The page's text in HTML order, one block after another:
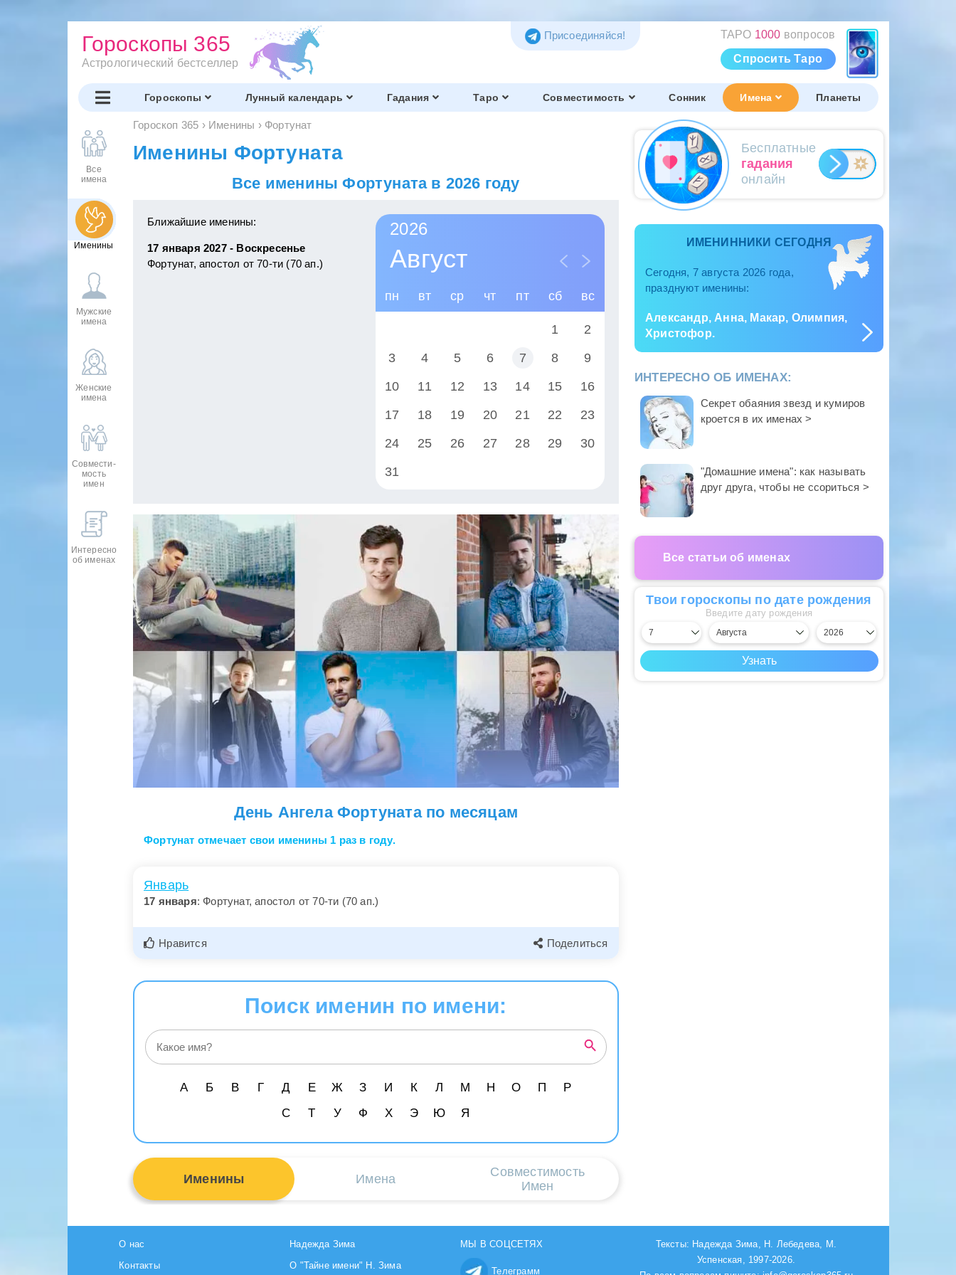
Гороскопы 365
Астрологический бестселлер
ТАРО 1000 вопросов
Спросить Таро
Присоединяйся!
Гороскопы Лунный календарь Гадания Таро Совместимость Сонник Имена Планеты
Все
имена
Именины
Мужские
имена
Женские
имена
Совмести-
мость
имен
Интересно
об именах
Гороскоп 365 › Именины › Фортунат
Именины Фортуната
Все именины Фортуната в 2026 году
2026
Август
пн вт ср чт пт сб вс
1
2
3
4 5 6 7 8
9
10
11 12 13 14 15
16
17
18 19 20 21 22
23
24
25 26 27 28 29
30
31
Ближайшие именины:
17 января 2027 - Воскресенье
Фортунат, апостол от 70-ти (70 ап.)
День Ангела Фортуната по месяцам
Фортунат отмечает свои именины 1 раз в году.
Январь
17 января: Фортунат, апостол от 70-ти (70 ап.)
Нравится Поделиться
Поиск именин по имени:
А Б В Г Д Е Ж З И К Л М Н О П
Р
С
Т У Ф Х Э Ю Я
Именины Имена
Совместимость
Имен
Бесплатные
гадания
онлайн
ИМЕНИННИКИ СЕГОДНЯ
Сегодня, 7 августа 2026 года,
празднуют именины:
Александр, Анна, Макар, Олимпия,
Христофор.
ИНТЕРЕСНО ОБ ИМЕНАХ:
Секрет обаяния звезд и кумиров
кроется в их именах >
"Домашние имена": как называть
друг друга, чтобы не ссориться >
Все статьи об именах
Твои гороскопы по дате рождения
Введите дату рождения
О нас
Контакты
Надежда Зима
О "Тайне имени" Н. Зима
МЫ В СОЦСЕТЯХ
Телеграмм
Тексты: Надежда Зима, Н. Лебедева, М.
Успенская, 1997-2026.